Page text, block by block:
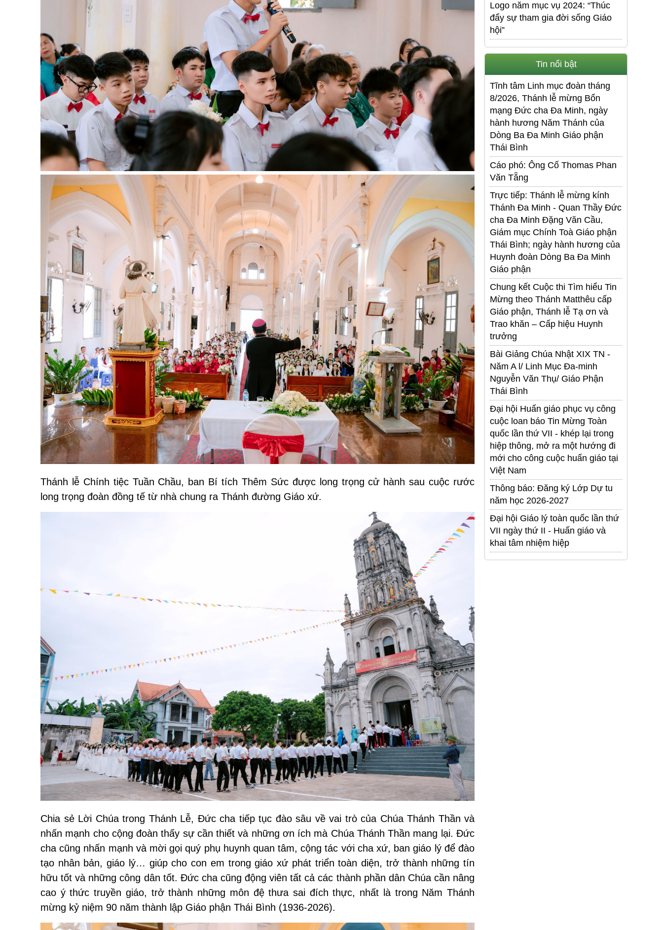
Thánh lễ Chính tiệc Tuần Chầu, ban Bí tích Thêm Sức được long trọng cử hành sau cuộc rước
long trọng đoàn đồng tế từ nhà chung ra Thánh đường Giáo xứ.
Chia sẻ Lời Chúa trong Thánh Lễ, Đức cha tiếp tục đào sâu về vai trò của Chúa Thánh Thần và
nhấn mạnh cho cộng đoàn thấy sự cần thiết và những ơn ích mà Chúa Thánh Thần mang lại. Đức
cha cũng nhấn mạnh và mời gọi quý phụ huynh quan tâm, cộng tác với cha xứ, ban giáo lý để đào
tạo nhân bản, giáo lý… giúp cho con em trong giáo xứ phát triển toàn diện, trở thành những tín
hữu tốt và những công dân tốt. Đức cha cũng động viên tất cả các thành phần dân Chúa cần nâng
cao ý thức truyền giáo, trở thành những môn đệ thưa sai đích thực, nhất là trong Năm Thánh
mừng kỷ niệm 90 năm thành lập Giáo phận Thái Bình (1936-2026).
Logo năm mục vụ 2024: “Thúc
đẩy sự tham gia đời sống Giáo
hội”
Tin nổi bật
Tĩnh tâm Linh mục đoàn tháng
8/2026, Thánh lễ mừng Bổn
mạng Đức cha Đa Minh, ngày
hành hương Năm Thánh của
Dòng Ba Đa Minh Giáo phận
Thái Bình
Cáo phó: Ông Cố Thomas Phan
Văn Tẵng
Trực tiếp: Thánh lễ mừng kính
Thánh Đa Minh - Quan Thầy Đức
cha Đa Minh Đặng Văn Cầu,
Giám mục Chính Toà Giáo phận
Thái Bình; ngày hành hương của
Huynh đoàn Dòng Ba Đa Minh
Giáo phận
Chung kết Cuộc thi Tìm hiểu Tin
Mừng theo Thánh Matthêu cấp
Giáo phận, Thánh lễ Tạ ơn và
Trao khăn – Cấp hiệu Huynh
trưởng
Bài Giảng Chúa Nhật XIX TN -
Năm A l/ Linh Mục Đa-minh
Nguyễn Văn Thụ/ Giáo Phận
Thái Bình
Đại hội Huấn giáo phục vụ công
cuộc loan báo Tin Mừng Toàn
quốc lần thứ VII - khép lại trong
hiệp thông, mở ra một hướng đi
mới cho công cuộc huấn giáo tại
Việt Nam
Thông báo: Đăng ký Lớp Dự tu
năm học 2026-2027
Đại hội Giáo lý toàn quốc lần thứ
VII ngày thứ II - Huấn giáo và
khai tâm nhiệm hiệp